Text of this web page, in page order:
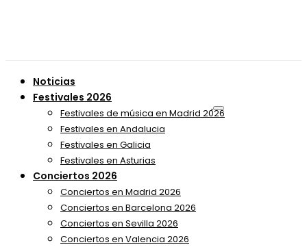
Noticias
Festivales 2026
Festivales de música en Madrid 2026
Festivales en Andalucia
Festivales en Galicia
Festivales en Asturias
Conciertos 2026
Conciertos en Madrid 2026
Conciertos en Barcelona 2026
Conciertos en Sevilla 2026
Conciertos en Valencia 2026